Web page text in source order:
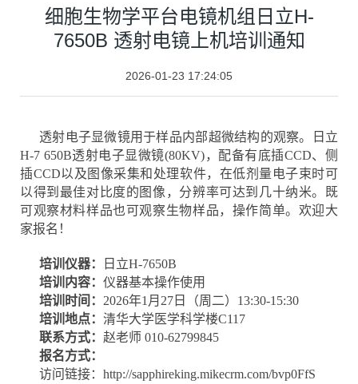
细胞生物学平台电镜机组日立H-
7650B 透射电镜上机培训通知
2026-01-23 17:24:05
透射电子显微镜用于样品内部超微结构的观察。日立
H-7 650B透射电子显微镜(80KV)，配备有底插CCD、侧
插CCD以及图像采集和处理软件，在低剂量电子束时可
以得到最佳对比度的图像，分辨率可达到几十纳米。既
可观察材料样品也可观察生物样品，操作简单。欢迎大
家报名！
培训仪器：
日立H-7650B
培训内容： 仪器基本操作使用
培训时间： 2026年1月27日（周二）13:30-15:30
培训地点： 清华大学医学科学楼C117
联系方式： 赵老师 010-62799845
报名方式：
访问链接： http://sapphireking.mikecrm.com/bvp0FfS